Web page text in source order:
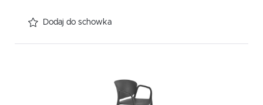
Dodaj do schowka